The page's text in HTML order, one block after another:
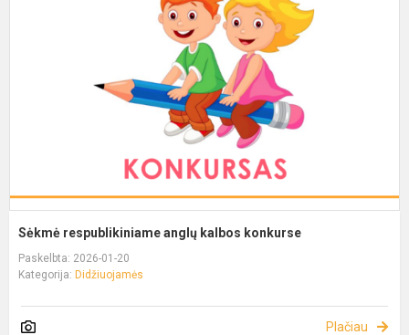
Sėkmė respublikiniame anglų kalbos konkurse
Paskelbta: 2026-01-20
Kategorija: Didžiuojamės
Plačiau